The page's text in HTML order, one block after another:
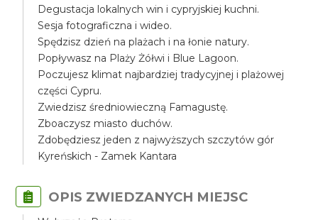
Degustacja lokalnych win i cypryjskiej kuchni.
Sesja fotograficzna i wideo.
Spędzisz dzień na plażach i na łonie natury.
Popływasz na Plaży Żółwi i Blue Lagoon.
Poczujesz klimat najbardziej tradycyjnej i plażowej
części Cypru.
Zwiedzisz średniowieczną Famagustę.
Zboaczysz miasto duchów.
Zdobędziesz jeden z najwyższych szczytów gór
Kyreńskich - Zamek Kantara
OPIS ZWIEDZANYCH MIEJSC